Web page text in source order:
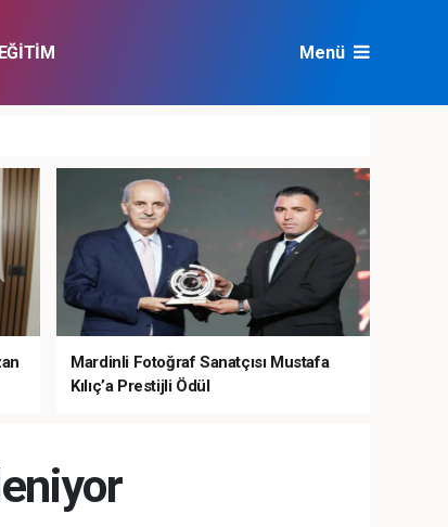
EĞİTİM
Menü
Mardinli Fotoğraf Sanatçısı Mustafa
Kılıç’a Prestijli Ödül